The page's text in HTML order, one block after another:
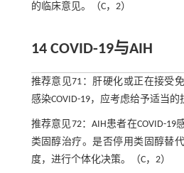
的临床意见。（C，2）
14 COVID-19与AIH
推荐意见71：肝硬化或正在接受
感染COVID-19，应考虑给予适当的
推荐意见72：AIH患者在COVID-19
类固醇治疗。是否停用类固醇替
度，进行个体化决策。（C，2）